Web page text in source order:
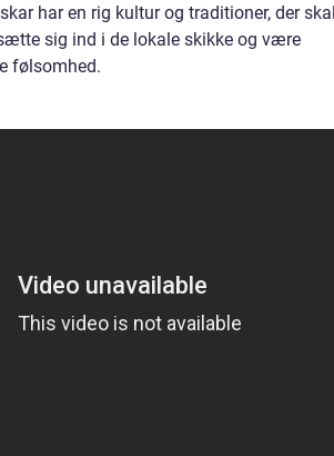
har en rig kultur og traditioner, der
sig ind i de lokale skikke og være
følsomhed.